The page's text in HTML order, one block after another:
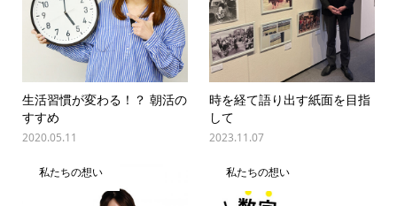
生活習慣が変わる！？ 朝活の
すすめ
2020.05.11
時を経て語り出す紙面を目指
して
2023.11.07
私たちの想い 私たちの想い